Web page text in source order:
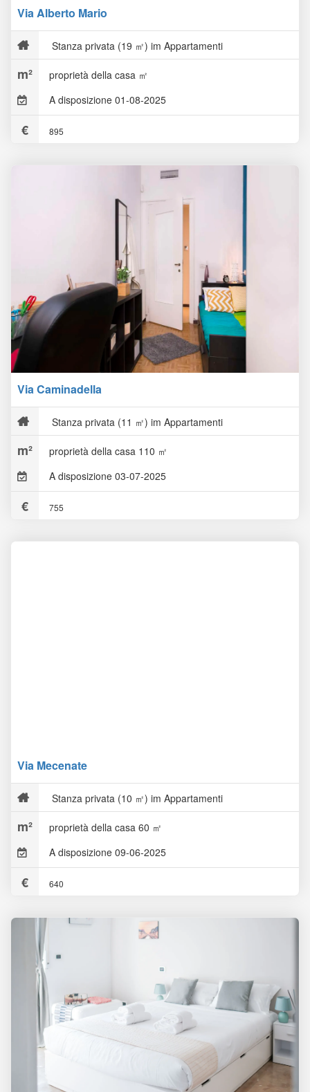
Via Alberto Mario
Stanza privata (19 ㎡) im Appartamenti
proprietà della casa ㎡
A disposizione 01-08-2025
895
Via Caminadella
Stanza privata (11 ㎡) im Appartamenti
proprietà della casa 110 ㎡
A disposizione 03-07-2025
755
Via Mecenate
Stanza privata (10 ㎡) im Appartamenti
proprietà della casa 60 ㎡
A disposizione 09-06-2025
640